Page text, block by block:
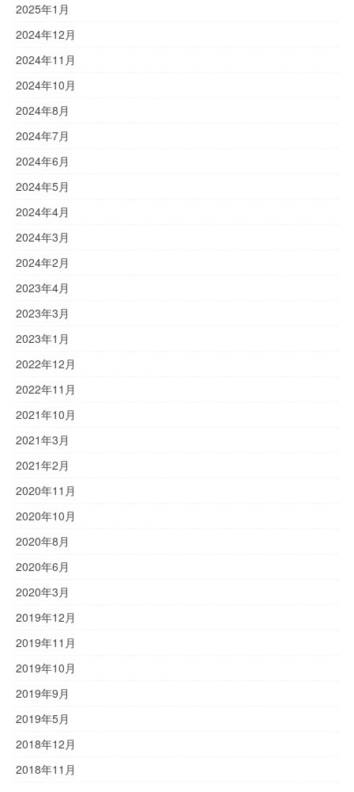
2025年1月
2024年12月
2024年11月
2024年10月
2024年8月
2024年7月
2024年6月
2024年5月
2024年4月
2024年3月
2024年2月
2023年4月
2023年3月
2023年1月
2022年12月
2022年11月
2021年10月
2021年3月
2021年2月
2020年11月
2020年10月
2020年8月
2020年6月
2020年3月
2019年12月
2019年11月
2019年10月
2019年9月
2019年5月
2018年12月
2018年11月